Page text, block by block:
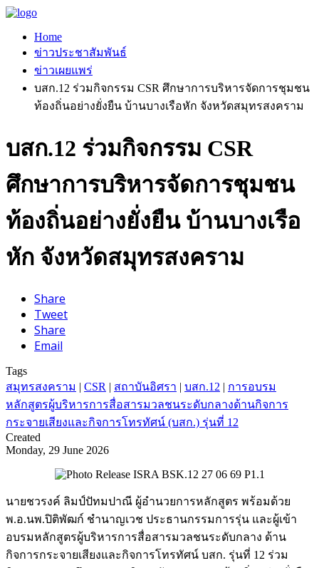
Home
ข่าวประชาสัมพันธ์
ข่าวเผยแพร่
บสก.12 ร่วมกิจกรรม CSR ศึกษาการบริหารจัดการชุมชน
ท้องถิ่นอย่างยั่งยืน บ้านบางเรือหัก จังหวัดสมุทรสงคราม
บสก.12 ร่วมกิจกรรม CSR
ศึกษาการบริหารจัดการชุมชน
ท้องถิ่นอย่างยั่งยืน บ้านบางเรือ
หัก จังหวัดสมุทรสงคราม
Share
Tweet
Share
Email
Tags
สมุทรสงคราม | CSR | สถาบันอิศรา | บสก.12 | การอบรม
หลักสูตรผู้บริหารการสื่อสารมวลชนระดับกลางด้านกิจการ
กระจายเสียงและกิจการโทรทัศน์ (บสก.) รุ่นที่ 12
Created
Monday, 29 June 2026
นายชวรงค์ ลิมป์ปัทมปาณี ผู้อำนวยการหลักสูตร พร้อมด้วย
พ.อ.นพ.ปิติพัฒก์ ชำนาญเวช ประธานกรรมการรุ่น และผู้เข้า
อบรมหลักสูตรผู้บริหารการสื่อสารมวลชนระดับกลาง ด้าน
กิจการกระจายเสียงและกิจการโทรทัศน์ บสก. รุ่นที่ 12 ร่วม